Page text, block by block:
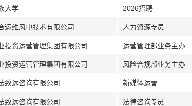
大学 2026招聘
运维风电技术有限公司 人力资源专员
投资运营管理集团有限公司 运营管理部业务主办
投资运营管理集团有限公司 风险合规部业务主办
致远咨询有限公司 新媒体运营
致远咨询有限公司 法律咨询专员